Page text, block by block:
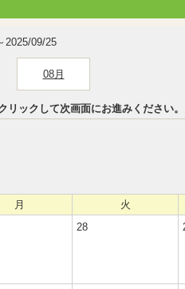
2025/09/25
08月
リックして次画面にお進みください。
月 火
28